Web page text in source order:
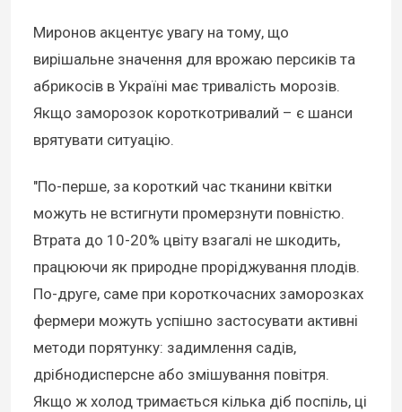
Миронов акцентує увагу на тому, що
вирішальне значення для врожаю персиків та
абрикосів в Україні має тривалість морозів.
Якщо заморозок короткотривалий – є шанси
врятувати ситуацію.
"По-перше, за короткий час тканини квітки
можуть не встигнути промерзнути повністю.
Втрата до 10-20% цвіту взагалі не шкодить,
працюючи як природне проріджування плодів.
По-друге, саме при короткочасних заморозках
фермери можуть успішно застосувати активні
методи порятунку: задимлення садів,
дрібнодисперсне або змішування повітря.
Якщо ж холод тримається кілька діб поспіль, ці